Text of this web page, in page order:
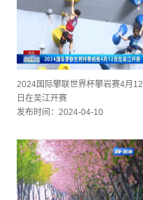
2024国际攀联世界杯攀岩赛4月12
日在吴江开赛
发布时间：2024-04-10